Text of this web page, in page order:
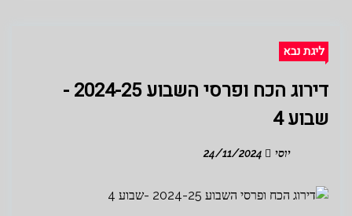
ליגת נבא
דירוג הכח ופרסי השבוע 2024-25 -
שבוע 4
יוסי